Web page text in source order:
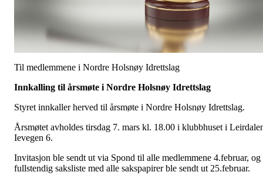
Til medlemmene i Nordre Holsnøy Idrettslag
Innkalling til årsmøte i Nordre Holsnøy Idrettslag
Styret innkaller herved til årsmøte i Nordre Holsnøy Idrettslag.
Årsmøtet avholdes tirsdag 7. mars kl. 18.00 i klubbhuset i
Ievegen 6.
Invitasjon ble sendt ut via Spond til alle medlemmene 4.februar, og
fullstendig saksliste med alle sakspapirer ble sendt ut 25.februar.